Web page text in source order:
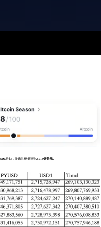
推動，使總供應量達到2,714億美元。